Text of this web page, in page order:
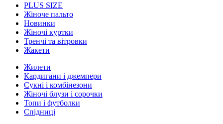
PLUS SIZE
Жіноче пальто
Новинки
Жіночі куртки
Тренчі та вітровки
Жакети
Жилети
Кардигани і джемпери
Сукні і комбінезони
Жіночі блузи і сорочки
Топи і футболки
Спідниці